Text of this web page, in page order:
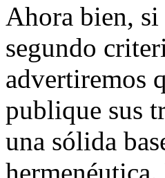
Ahora bien, si
segundo
advertiremos
publique sus
una sólida